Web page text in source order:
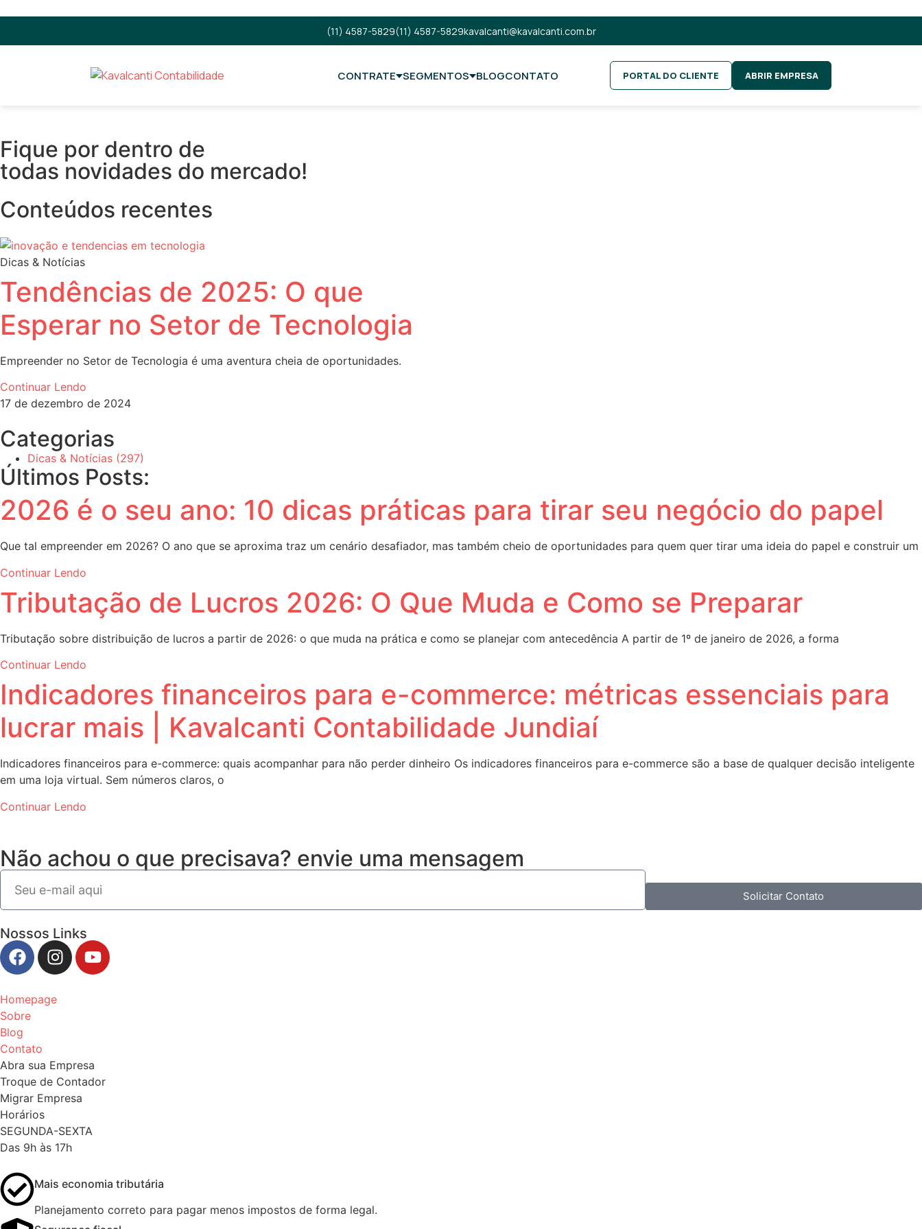
(11) 4587-5829(11) 4587-5829kavalcanti@kavalcanti.com.br
CONTRATE SEGMENTOS BLOGCONTATO PORTAL DO CLIENTE ABRIR EMPRESA
Fique por dentro de
todas novidades do mercado!
Conteúdos recentes
Dicas & Notícias
Tendências de 2025: O que
Esperar no Setor de Tecnologia
Empreender no Setor de Tecnologia é uma aventura cheia de oportunidades.
Continuar Lendo
17 de dezembro de 2024
Categorias
Dicas & Notícias (297)
Últimos Posts:
2026 é o seu ano: 10 dicas práticas para tirar seu negócio do papel
Que tal empreender em 2026? O ano que se aproxima traz um cenário desafiador, mas também cheio de oportunidades para quem quer tirar uma ideia do papel e construir um
Continuar Lendo
Tributação de Lucros 2026: O Que Muda e Como se Preparar
Tributação sobre distribuição de lucros a partir de 2026: o que muda na prática e como se planejar com antecedência A partir de 1º de janeiro de 2026, a forma
Continuar Lendo
Indicadores financeiros para e-commerce: métricas essenciais para
lucrar mais | Kavalcanti Contabilidade Jundiaí
Indicadores financeiros para e-commerce: quais acompanhar para não perder dinheiro Os indicadores financeiros para e-commerce são a base de qualquer decisão inteligente
em uma loja virtual. Sem números claros, o
Continuar Lendo
Não achou o que precisava? envie uma mensagem
Solicitar Contato
Nossos Links
Homepage
Sobre
Blog
Contato
Abra sua Empresa
Troque de Contador
Migrar Empresa
Horários
SEGUNDA-SEXTA
Das 9h às 17h
Mais economia tributária
Planejamento correto para pagar menos impostos de forma legal.